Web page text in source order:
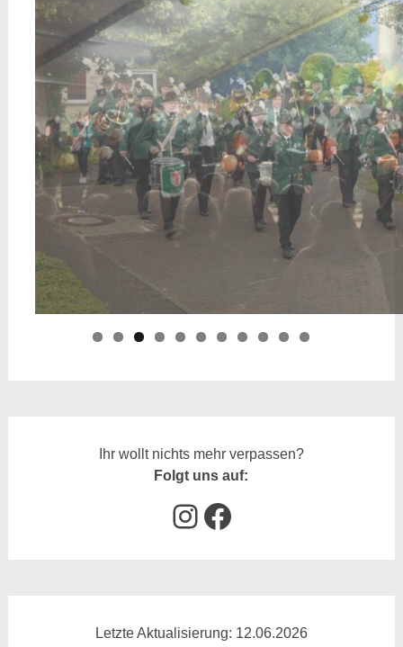
Ihr wollt nichts mehr verpassen?
Folgt uns auf:
Instagram
Facebook
Letzte Aktualisierung: 12.06.2026